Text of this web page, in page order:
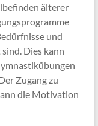
älterer
und
Dies kann
Zugang zu
die Motivation